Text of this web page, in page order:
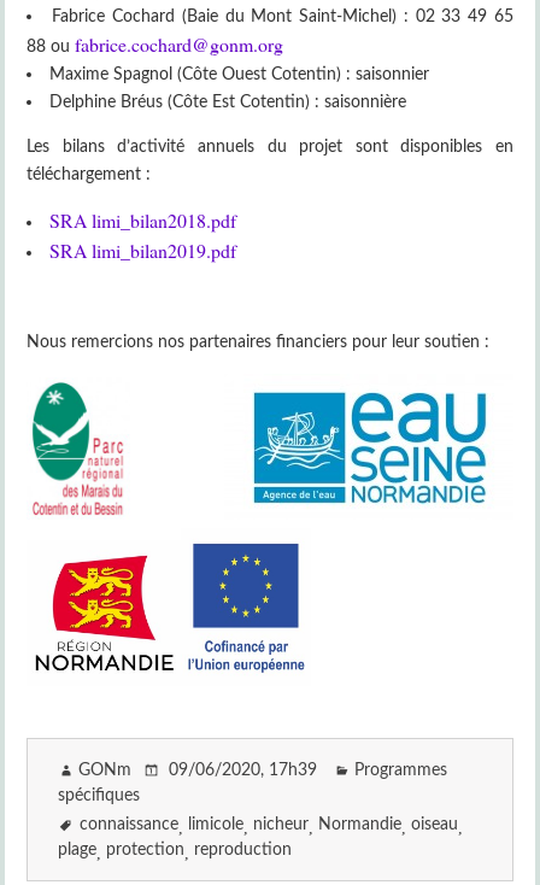
Fabrice Cochard (Baie du Mont Saint-Michel) : 02 33 49 65
88 oufabrice.cochard@gonm.org
Maxime Spagnol (Côte Ouest Cotentin) : saisonnier
Delphine Bréus (Côte Est Cotentin) : saisonnière
Les bilans d’activité annuels du projet sont disponibles en
téléchargement :
SRA limi_bilan2018.pdf
SRA limi_bilan2019.pdf
Nous remercions nos partenaires financiers pour leur soutien :
GONm 09/06/2020, 17h39
Programmes
spécifiques
connaissance
limicole nicheur Normandie oiseau
plage protection reproduction